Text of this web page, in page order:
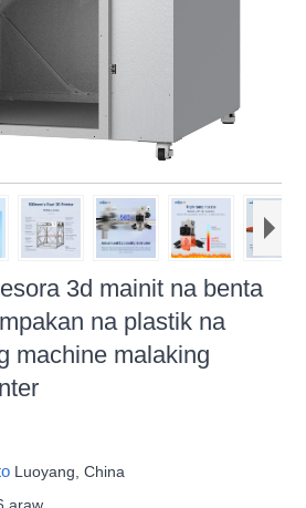
3d mainit na benta
na plastik na
machine malaking
Luoyang, China